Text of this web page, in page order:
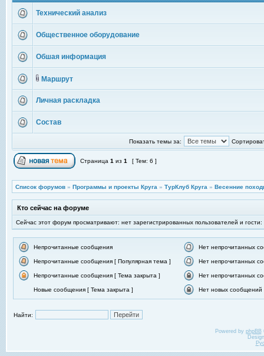
Технический анализ
Общественное оборудование
Обшая информация
Маршрут
Личная раскладка
Состав
Показать темы за:
Страница 1 из 1 [ Тем: 6 ]
Список форумов » Программы и проекты Круга » ТурКлуб Круга » Весенние
Кто сейчас на форуме
Сейчас этот форум просматривают: нет зарегистрированных пользователей и гости:
Непрочитанные сообщения Нет непрочитанных
Непрочитанные сообщения [ Популярная тема ] Нет непрочитанных
Непрочитанные сообщения [ Тема закрыта ] Нет непрочитанных
Новые сообщения [ Тема закрыта ] Нет новых сообщений
Найти:
Powered by phpBB